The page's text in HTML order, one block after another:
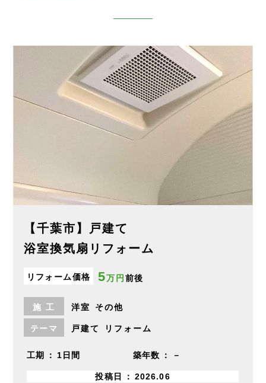
【千葉市】戸建て
浴室換気扇リフォーム
リフォーム価格 5万円 前後
施工 洋室 その他
テーマ 戸建て リフォーム
工期 1日間 築年数 －
投稿日 2026.06